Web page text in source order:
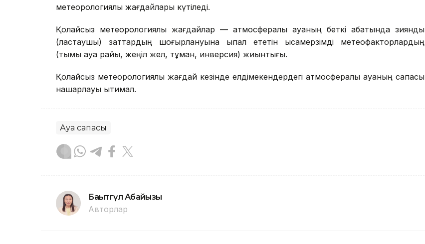
метеорологиялық жағдайлары күтіледі.
Қолайсыз метеорологиялық жағдайлар — атмосфералық ауаның беткі қабатында зиянды
(ластаушы) заттардың шоғырлануына ықпал ететін қысқамерзімді метеофакторлардың
(тымық ауа райы, жеңіл жел, тұман, инверсия) жиынтығы.
Қолайсыз метеорологиялық жағдай кезінде елдімекендердегі атмосфералық ауаның сапасы
нашарлауы ықтимал.
Ауа сапасы
Бақытгүл Абайқызы
Авторлар